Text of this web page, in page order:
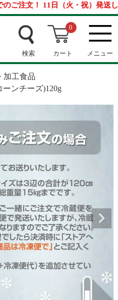
注文！ 11日（火・祝）発送しま
検索
0
カート メニュー
加工食品
ンチーズ)120g